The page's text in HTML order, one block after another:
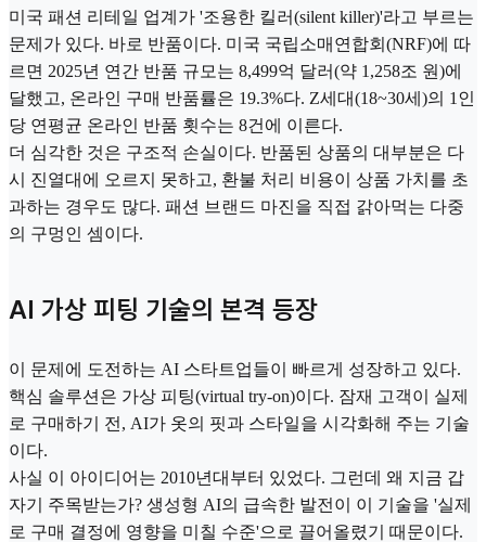
미국 패션 리테일 업계가 '조용한 킬러(silent killer)'라고 부르는
문제가 있다. 바로 반품이다. 미국 국립소매연합회(NRF)에 따
르면 2025년 연간 반품 규모는 8,499억 달러(약 1,258조 원)에
달했고, 온라인 구매 반품률은 19.3%다. Z세대(18~30세)의 1인
당 연평균 온라인 반품 횟수는 8건에 이른다.
더 심각한 것은 구조적 손실이다. 반품된 상품의 대부분은 다
시 진열대에 오르지 못하고, 환불 처리 비용이 상품 가치를 초
과하는 경우도 많다. 패션 브랜드 마진을 직접 갉아먹는 다중
의 구멍인 셈이다.
AI 가상 피팅 기술의 본격 등장
이 문제에 도전하는 AI 스타트업들이 빠르게 성장하고 있다.
핵심 솔루션은 가상 피팅(virtual try-on)이다. 잠재 고객이 실제
로 구매하기 전, AI가 옷의 핏과 스타일을 시각화해 주는 기술
이다.
사실 이 아이디어는 2010년대부터 있었다. 그런데 왜 지금 갑
자기 주목받는가? 생성형 AI의 급속한 발전이 이 기술을 '실제
로 구매 결정에 영향을 미칠 수준'으로 끌어올렸기 때문이다.